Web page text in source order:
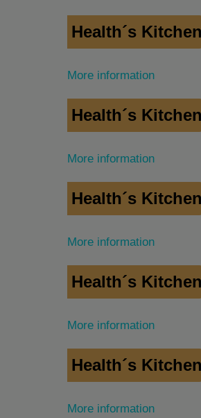
Health´s Kitchen
More information
Health´s Kitchen
More information
Health´s Kitchen
More information
Health´s Kitchen
More information
Health´s Kitchen
More information